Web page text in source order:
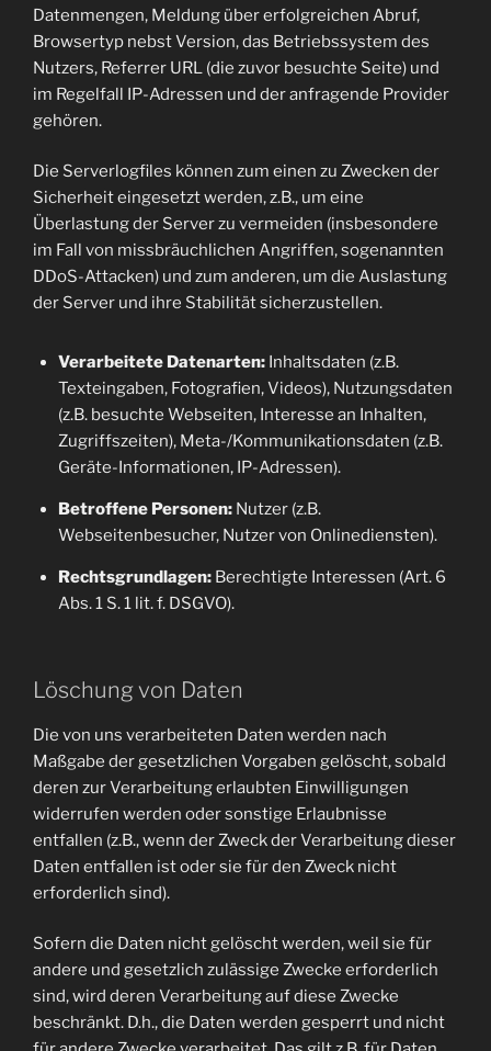
Datenmengen, Meldung über erfolgreichen Abruf,
Browsertyp nebst Version, das Betriebssystem des
Nutzers, Referrer URL (die zuvor besuchte Seite) und
im Regelfall IP-Adressen und der anfragende Provider
gehören.
Die Serverlogfiles können zum einen zu Zwecken der
Sicherheit eingesetzt werden, z.B., um eine
Überlastung der Server zu vermeiden (insbesondere
im Fall von missbräuchlichen Angriffen, sogenannten
DDoS-Attacken) und zum anderen, um die Auslastung
der Server und ihre Stabilität sicherzustellen.
Verarbeitete Datenarten:Inhaltsdaten (z.B.
Texteingaben, Fotografien, Videos), Nutzungsdaten
(z.B. besuchte Webseiten, Interesse an Inhalten,
Zugriffszeiten), Meta-/Kommunikationsdaten (z.B.
Geräte-Informationen, IP-Adressen).
Betroffene Personen:Nutzer (z.B.
Webseitenbesucher, Nutzer von Onlinediensten).
Rechtsgrundlagen:Berechtigte Interessen (Art. 6
Abs. 1 S. 1 lit. f. DSGVO).
Löschung von Daten
Die von uns verarbeiteten Daten werden nach
Maßgabe der gesetzlichen Vorgaben gelöscht, sobald
deren zur Verarbeitung erlaubten Einwilligungen
widerrufen werden oder sonstige Erlaubnisse
entfallen (z.B., wenn der Zweck der Verarbeitung dieser
Daten entfallen ist oder sie für den Zweck nicht
erforderlich sind).
Sofern die Daten nicht gelöscht werden, weil sie für
andere und gesetzlich zulässige Zwecke erforderlich
sind, wird deren Verarbeitung auf diese Zwecke
beschränkt. D.h., die Daten werden gesperrt und nicht